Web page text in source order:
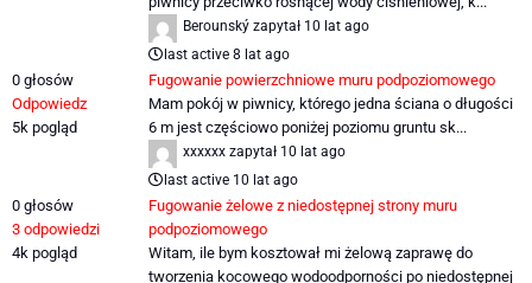
Berounskýzapytał 10 lat ago
last active 8 lat ago
0 głosów
Odpowiedz
5k pogląd
Fugowanie powierzchniowe muru podpoziomowego
Mam pokój w piwnicy, którego jedna ściana o długości
6 m jest częściowo poniżej poziomu gruntu sk...
xxxxxxzapytał 10 lat ago
last active 10 lat ago
0 głosów
3 odpowiedzi
4k pogląd
Fugowanie żelowe z niedostępnej strony muru
podpoziomowego
Witam, ile bym kosztował mi żelową zaprawę do
tworzenia kocowego wodoodporności po niedostępnej